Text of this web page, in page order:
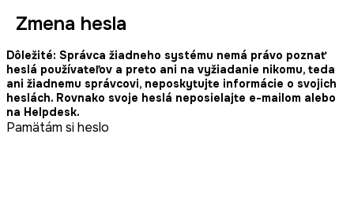
Zmena hesla
Dôležité: Správca žiadneho systému nemá právo poznať
heslá používateľov a preto ani na vyžiadanie nikomu, teda
ani žiadnemu správcovi, neposkytujte informácie o svojich
heslách. Rovnako svoje heslá neposielajte e-mailom alebo
na Helpdesk.
Pamätám si heslo